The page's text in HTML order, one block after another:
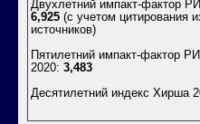
Двухлетний импакт-фактор
6,925 (с учетом цитирования
источников)
Пятилетний импакт-фактор
2020: 3,483
Десятилетний индекс Хирша